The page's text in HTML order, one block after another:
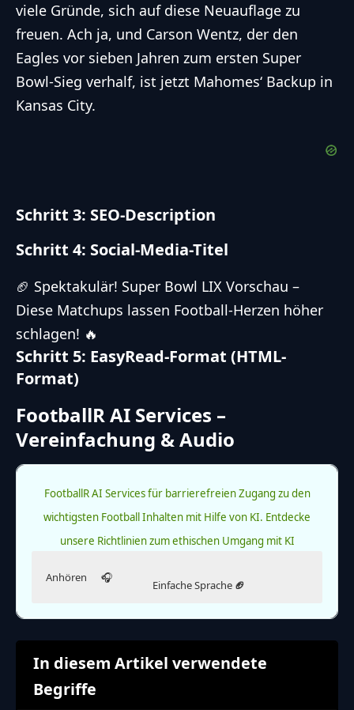
viele Gründe, sich auf diese Neuauflage zu
freuen. Ach ja, und Carson Wentz, der den
Eagles vor sieben Jahren zum ersten Super
Bowl-Sieg verhalf, ist jetzt Mahomes‘ Backup in
Kansas City.
Schritt 3: SEO-Description
Schritt 4: Social-Media-Titel
🏈 Spektakulär! Super Bowl LIX Vorschau –
Diese Matchups lassen Football-Herzen höher
schlagen! 🔥
Schritt 5: EasyRead-Format (HTML-
Format)
FootballR AI Services –
Vereinfachung & Audio
FootballR AI Services für barrierefreien Zugang zu den
wichtigsten Football Inhalten mit Hilfe von KI. Entdecke
unsere Richtlinien zum ethischen Umgang mit KI
Anhören 🎧
Einfache Sprache 🏈
Diese Audioversion des Artikels wurde künstlich
erzeugt und wird stetig weiterentwickelt. Wir
In diesem Artikel verwendete
Begriffe